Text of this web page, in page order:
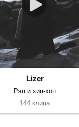
Lizer
Рэп и хип-хоп
144 клипа